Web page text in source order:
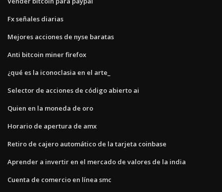
Fx señales diarias
Mejores acciones de nyse baratas
Anti bitcoin miner firefox
¿qué es la iconoclasia en el arte_
Selector de acciones de código abierto ai
Quien en la moneda de oro
Horario de apertura de amx
Retiro de cajero automático de la tarjeta coinbase
Aprender a invertir en el mercado de valores de la india
Cuenta de comercio en línea smc